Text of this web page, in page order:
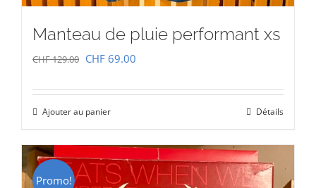
Manteau de pluie performant xs
CHF129.00 Le
initial
était :
CHF 129.00.
CHF 69.00
actuel
CHF 69.00.
Ajouter au panier Détails
Promo!